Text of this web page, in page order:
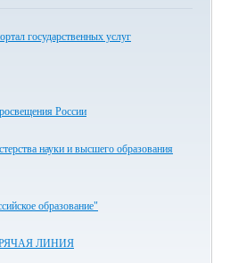
государственных услуг
России
науки и высшего образования
образование"
ЛИНИЯ